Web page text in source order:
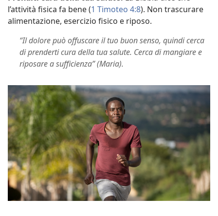
l’attività fisica fa bene (1 Timoteo 4:8). Non trascurare
alimentazione, esercizio fisico e riposo.
“Il dolore può offuscare il tuo buon senso, quindi cerca
di prenderti cura della tua salute. Cerca di mangiare e
riposare a sufficienza” (Maria).